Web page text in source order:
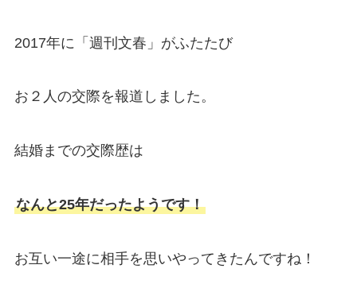
2017年に「週刊文春」がふたたび
お２人の交際を報道しました。
結婚までの交際歴は
なんと25年だったようです！
お互い一途に相手を思いやってきたんですね！